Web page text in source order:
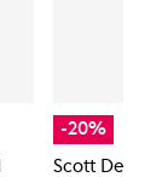
-20%
Scott